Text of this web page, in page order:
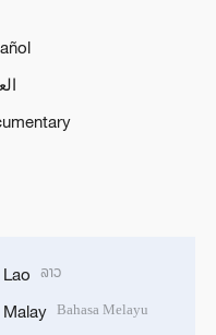
Lao ລາວ
Malay Bahasa Melayu